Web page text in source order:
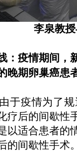
李泉教
：疫情期间，
晚期卵巢癌患
由于疫情为了
疗后的间歇性
以适合患者的
的间歇性手术